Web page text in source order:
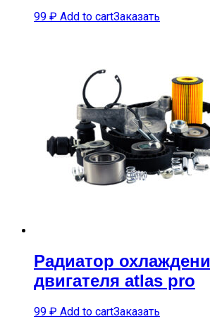
99 ₽ Add to cartЗаказать
Радиатор
двигателя atlas pro
99 ₽ Add to cartЗаказать